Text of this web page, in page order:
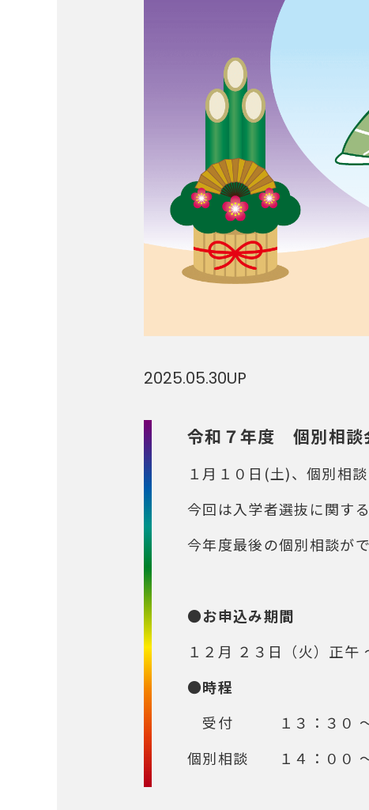
2025.05.30UP
令和７年度 個別相談
１月１０日(土)、個別相
今回は入学者選抜に関す
今年度最後の個別相談が
●お申込み期間
１２月 ２３日（火）正午
●時程
受付 １３：３０ ～
個別相談 １４：００